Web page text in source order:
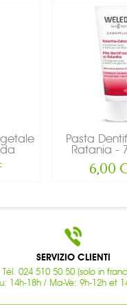
Pasta
Ratania -
6,00
SERVIZIO CLIENTI
Tél. 024 510 50 50 (solo in
14h-18h / Ma-Ve: 9h-12h et